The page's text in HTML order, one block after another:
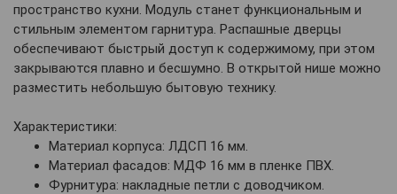
пространство кухни. Модуль станет функциональным и
стильным элементом гарнитура. Распашные дверцы
обеспечивают быстрый доступ к содержимому, при этом
закрываются плавно и бесшумно. В открытой нише можно
разместить небольшую бытовую технику.
Характеристики:
Материал корпуса: ЛДСП 16 мм.
Материал фасадов: МДФ 16 мм в пленке ПВХ.
Фурнитура: накладные петли с доводчиком.